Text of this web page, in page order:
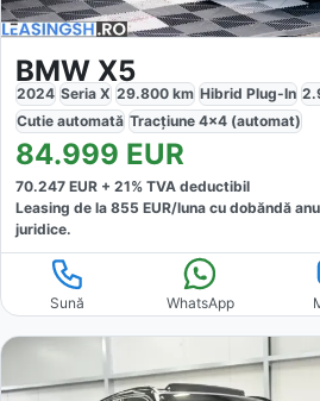
BMW X5
2024 Seria X 29.800 km Hibrid Plug-In
Cutie automată Tracțiune 4x4 (automat)
84.999 EUR
70.247 EUR + 21% TVA deductibil
Leasing de la 855 EUR/luna cu dobăndă
juridice.
Sună WhatsApp